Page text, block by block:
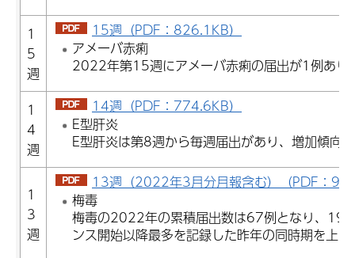
1
5
週
15週（PDF：826.1KB）
アメーバ赤痢
2022年第15週にアメーバ赤痢の届出が1例あり
1
4
週
14週（PDF：774.6KB）
E型肝炎
E型肝炎は第8週から毎週届出があり、増加傾向
1
3
週
13週（2022年3月分月報含む）（PDF：
梅毒
梅毒の2022年の累積届出数は67例となり、
ンス開始以降最多を記録した昨年の同時期を上